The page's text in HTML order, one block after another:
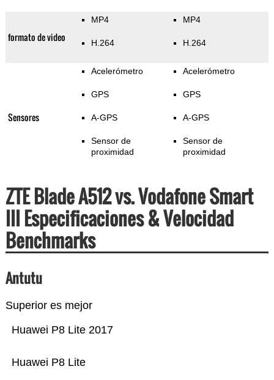
formato de video
MP4
H.264
MP4
H.264
Sensores
Acelerómetro
GPS
A-GPS
Sensor de
proximidad
Acelerómetro
GPS
A-GPS
Sensor de
proximidad
ZTE Blade A512 vs. Vodafone Smart
III Especificaciones & Velocidad
Benchmarks
Antutu
Superior es mejor
Huawei P8 Lite
Huawei P8 Lite 2017